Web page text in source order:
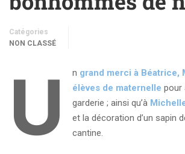
Catégories
NON CLASSÉ
U n grand merci à Béatrice,
élèves de maternelle pour
garderie ; ainsi qu’à
et la décoration d’un sapin
cantine.